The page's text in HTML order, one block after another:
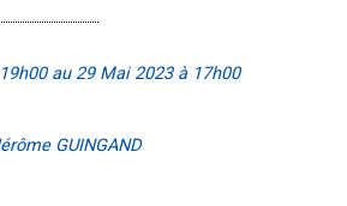
au 29 Mai 2023 à 17h00
GUINGAND